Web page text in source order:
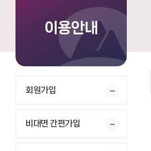
이용안내
회원가입
비대면 간편가입